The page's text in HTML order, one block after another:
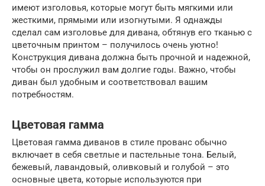
имеют изголовья, которые могут быть мягкими или
жесткими, прямыми или изогнутыми. Я однажды
сделал сам изголовье для дивана, обтянув его тканью с
цветочным принтом – получилось очень уютно!
Конструкция дивана должна быть прочной и надежной,
чтобы он прослужил вам долгие годы. Важно, чтобы
диван был удобным и соответствовал вашим
потребностям.
Цветовая гамма
Цветовая гамма диванов в стиле прованс обычно
включает в себя светлые и пастельные тона. Белый,
бежевый, лавандовый, оливковый и голубой – это
основные цвета, которые используются при